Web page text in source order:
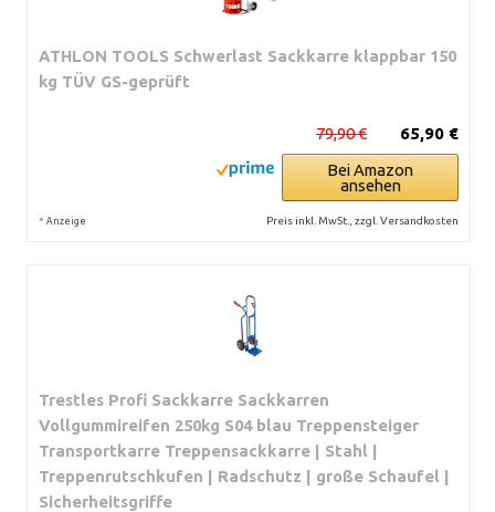
ATHLON TOOLS Schwerlast Sackkarre klappbar 150
kg TÜV GS-geprüft
65,90 €
79,90 €
Bei Amazon
ansehen
* Anzeige Preis inkl. MwSt., zzgl. Versandkosten
Trestles Profi Sackkarre Sackkarren
Vollgummireifen 250kg S04 blau Treppensteiger
Transportkarre Treppensackkarre | Stahl |
Treppenrutschkufen | Radschutz | große Schaufel |
Sicherheitsgriffe